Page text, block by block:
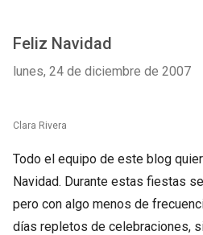
Feliz Navidad
lunes, 24 de diciembre de 2007
Clara Rivera
Todo el equipo de este blog
Navidad. Durante estas fiestas
pero con algo menos de
días repletos de celebraciones,